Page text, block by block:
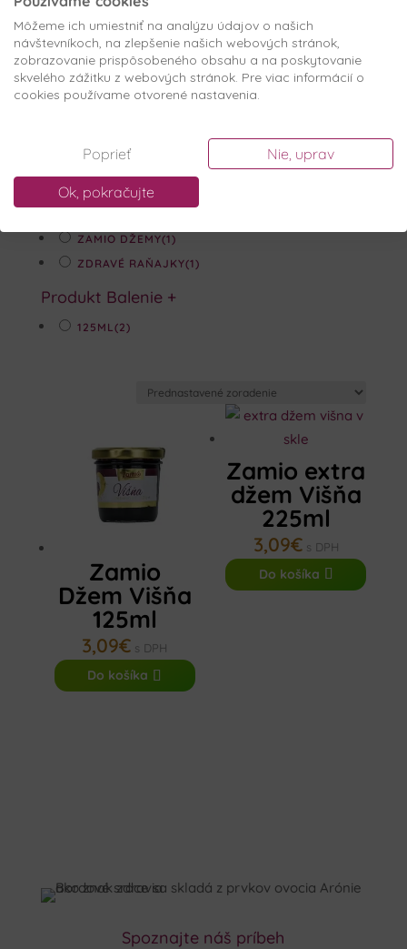
VIŠŇA(2)
Podľa účinku+
DŽEM BEZ KONZERVANTOV(1)
DŽEM Z VIŠNÍ(1)
TRADIČNÉ RECEPTY
(1)
VEGÁNSKY DŽEM
ZAMIO DŽEMY(1)
ZDRAVÉ RAŇAJKY(1)
Produkt Balenie +
125ML (2)
Zamio
Džem Višňa
125ml
3,09€ s DPH
Do košíka
Zamio extra
džem Višňa
225ml
3,09€s DPH
Do košíka
Spoznajte náš príbeh
Môžeme ich umiestniť na analýzu údajov o našich
návštevníkoch, na zlepšenie našich webových stránok,
zobrazovanie prispôsobeného obsahu a na poskytovanie
skvelého zážitku z webových stránok. Pre viac informácií o
cookies používame otvorené nastavenia.
Poprieť Nie, uprav
Ok, pokračujte